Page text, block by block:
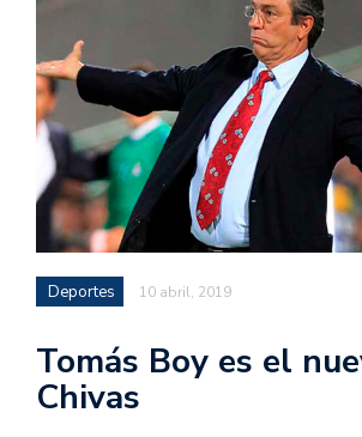
Deportes 10 abril, 2019
Tomás Boy es el
Chivas